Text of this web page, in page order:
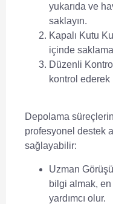
yukarıda ve
saklayın.
Kapalı Kutu
içinde
Düzenli
kontrol ederek
Depolama
profesyonel destek
sağlayabilir:
Uzman
bilgi almak,
yardımcı olur.